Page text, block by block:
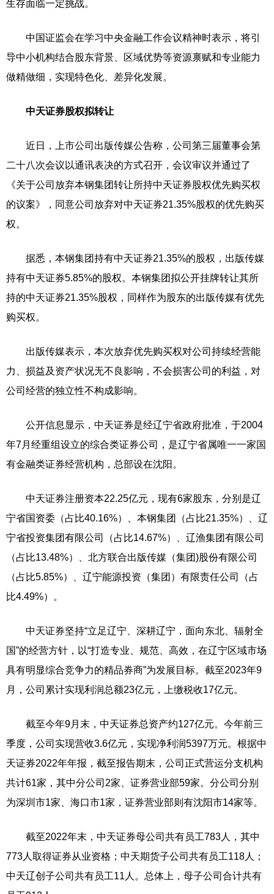
生存面临一定挑战。
中国证监会在学习中央金融工作会议精神时表示，将引
导中小机构结合股东背景、区域优势等资源禀赋和专业能力
做精做细，实现特色化、差异化发展。
中天证券股权拟转让
近日，上市公司出版传媒公告称，公司第三届董事会第
二十八次会议以通讯表决的方式召开，会议审议并通过了
《关于公司放弃本钢集团转让所持中天证券股权优先购买权
的议案》，同意公司放弃对中天证券21.35%股权的优先购买
权。
据悉，本钢集团持有中天证券21.35%的股权，出版传媒
持有中天证券5.85%的股权。本钢集团拟公开挂牌转让其所
持的中天证券21.35%股权，同样作为股东的出版传媒有优先
购买权。
出版传媒表示，本次放弃优先购买权对公司持续经营能
力、损益及资产状况无不良影响，不会损害公司的利益，对
公司经营的独立性不构成影响。
公开信息显示，中天证券是经辽宁省政府批准，于2004
年7月经重组设立的综合类证券公司，是辽宁省属唯一一家国
有金融类证券经营机构，总部设在沈阳。
中天证券注册资本22.25亿元，现有6家股东，分别是辽
宁省国资委（占比40.16%）、本钢集团（占比21.35%）、辽
宁省投资集团有限公司（占比14.67%）、辽渔集团有限公司
（占比13.48%）、北方联合出版传媒（集团)股份有限公司
（占比5.85%）、辽宁能源投资（集团）有限责任公司（占
比4.49%）。
中天证券坚持“立足辽宁、深耕辽宁，面向东北、辐射全
国”的经营方针，以“打造专业、规范、高效，在辽宁区域市场
具有明显综合竞争力的精品券商”为发展目标。截至2023年9
月，公司累计实现利润总额23亿元，上缴税收17亿元。
截至今年9月末，中天证券总资产约127亿元。今年前三
季度，公司实现营收3.6亿元，实现净利润5397万元。根据中
天证券2022年年报，截至报告期末，公司正式营运分支机构
共计61家，其中分公司2家、证券营业部59家。分公司分别
为深圳市1家、海口市1家，证券营业部则有沈阳市14家等。
截至2022年末，中天证券母公司共有员工783人，其中
773人取得证券从业资格；中天期货子公司共有员工118人；
中天辽创子公司共有员工11人。总体上，母子公司合计共有